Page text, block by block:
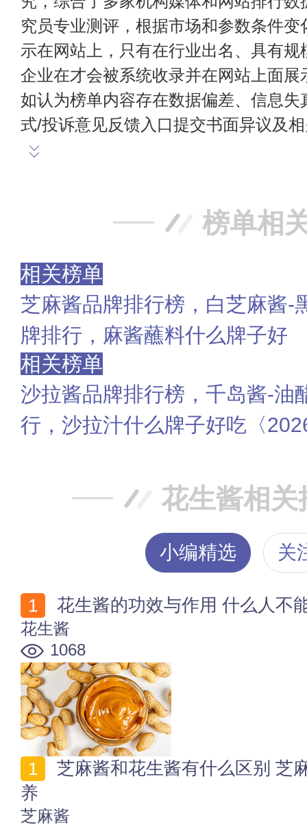
究员专业测评，根据市场和参数条件
示在网站上，只有在行业出名、具有
企业在才会被系统收录并在网站上面
如认为榜单内容存在数据偏差、信息
式/投诉意见反馈入口提交书面异议及
榜单相
相关榜单
芝麻酱品牌排行榜，白芝麻酱-
牌排行，麻酱蘸料什么牌子好
相关榜单
沙拉酱品牌排行榜，千岛酱-油
行，沙拉汁什么牌子好吃〈
花生酱相关
小编精选 关
花生酱的功效与作用 什么人不
花生酱
1068
养
芝麻酱